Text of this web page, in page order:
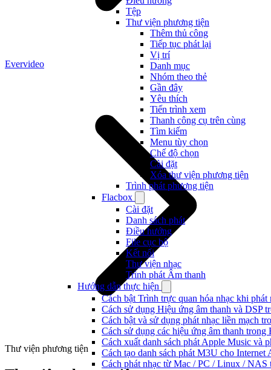
Tệp
Thư viện phương tiện
Thêm thủ công
Tiếp tục phát lại
Vị trí
Danh mục
Nhóm theo thẻ
Gần đây
Yêu thích
Tiến trình xem
Thanh công cụ trên cùng
Tìm kiếm
Menu tùy chọn
Chế độ chọn
Cài đặt
Xóa thư viện phương tiện
Trình phát phương tiện
Flacbox
Cài đặt
Danh sách phát
Điều hướng
File cục bộ
Kết nối
Thư viện nhạc
Trình phát Âm thanh
Hướng dẫn thực hiện
Cách bật Trình trực quan hóa nhạc khi
Cách sử dụng Hiệu ứng âm thanh và DSP
Cách bật và sử dụng phát nhạc liền mạch
Cách sử dụng các hiệu ứng âm thanh
Cách xuất danh sách phát Apple Music và
Cách tạo danh sách phát M3U cho
Cách phát nhạc từ Mac / PC / Linux /
Evervideo
Thư viện phương tiện